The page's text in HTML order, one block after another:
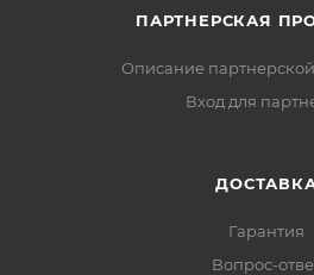
ПАРТНЕРСКАЯ
Описание
Вход для
Гарантия
Вопрос-